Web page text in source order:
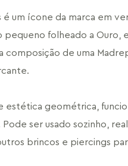
é um ícone da marca em
folheado a Ouro,
de uma
estética geométrica,
ser usado sozinho,
brincos e piercings